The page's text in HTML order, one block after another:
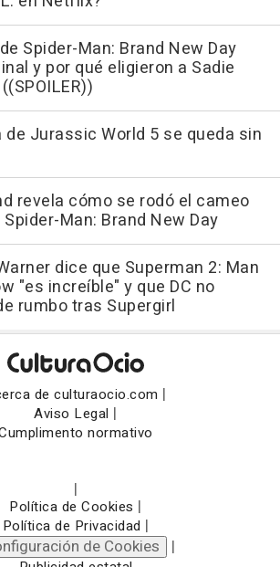
Spider-Man: Brand New Day
y por qué eligieron a Sadie
de Jurassic World 5 se queda sin
revela cómo se rodó el cameo
Man: Brand New Day
dice que Superman 2: Man
"es increíble" y que DC no
rumbo tras Supergirl
de culturaocio.com |
Aviso Legal |
normativo
|
Política de Cookies |
Política de Privacidad |
de Cookies |